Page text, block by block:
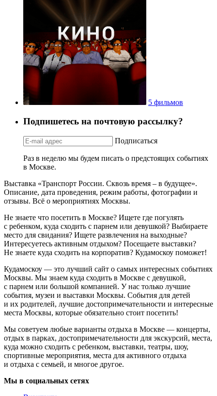
5 фильмов
Подпишетесь на почтовую рассылку?
Подписаться
Раз в неделю мы будем писать о предстоящих событиях
в Москве.
Выставка «Транспорт России. Сквозь время – в будущее».
Описание, дата проведения, режим работы, фотографии и
отзывы. Всё о мероприятиях Москвы.
Не знаете что посетить в Москве? Ищете где погулять
с ребенком, куда сходить с парнем или девушкой? Выбираете
место для свидания? Ищете развлечения на выходные?
Интересуетесь активным отдыхом? Посещаете выставки?
Не знаете куда сходить на корпоратив? Кудамоскоу поможет!
Кудамоскоу — это лучший сайт о самых интересных событиях
Москвы. Мы знаем куда сходить в Москве с девушкой,
с парнем или большой компанией. У нас только лучшие
события, музеи и выставки Москвы. События для детей
и их родителей, лучшие достопримечательности и интересные
места Москвы, которые обязательно стоит посетить!
Мы советуем любые варианты отдыха в Москве — концерты,
отдых в парках, достопримечательности для экскурсий, места,
куда можно сходить с ребенком, выставки, театры, шоу,
спортивные мероприятия, места для активного отдыха
и отдыха с семьей, и многое другое.
Мы в социальных сетях